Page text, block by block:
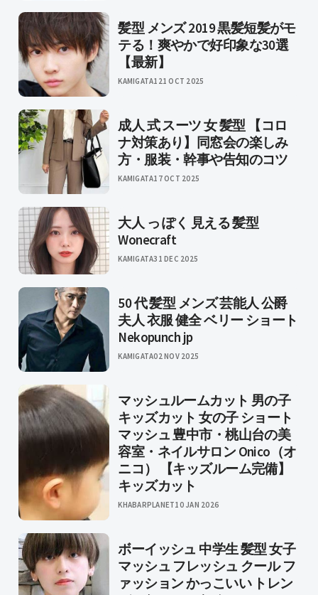
髪型 メンズ 2019 黒髪短髪がモ
テる！爽やかで好印象な30選
【最新】
KAMIGATA1 21 OCT 2025
成人 式 スーツ 女 髪型 【コロ
ナ対策あり】同窓会の楽しみ
方・服装・幹事や告知のコツ
KAMIGATA17 OCT 2025
大人 っ ぽく 見える 髪型
Wonecraft
KAMIGATA31 DEC 2025
50 代 髪型 メンズ 芸能人 公爵
夫人 衣服 健全 ベリー ショート
Nekopunch jp
KAMIGATA02 NOV 2025
マッシュルームカット 男の子
キッズカット 女の子 ショート
マッシュ 豊中市・桃山台の美
容室・ネイルサロン Onico（オ
ニコ） 【キッズルーム完備】
キッズカット
KHABARPLANET10 JAN 2026
ボーイッシュ 中学生 髪型 女子
マッシュ フレッシュ クール フ
ァッション かっこいい トレン